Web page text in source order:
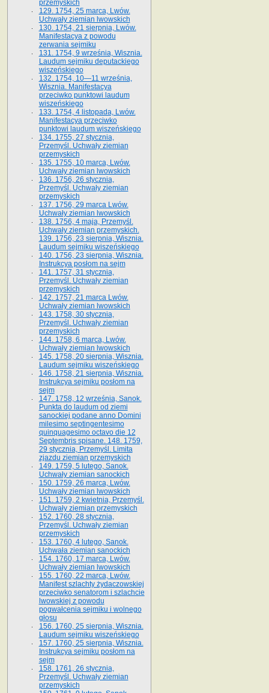
przemyskich
129. 1754, 25 marca, Lwów.
Uchwały ziemian lwowskich
130. 1754, 21 sierpnia, Lwów.
Manifestacya z powodu
zerwania sejmiku
131. 1754, 9 września, Wisznia.
Laudum sejmiku deputackiego
wiszeńskiego
132. 1754, 10—11 września,
Wisznia. Manifestacya
przeciwko punktowi laudum
wiszeńskiego
133. 1754, 4 listopada, Lwów.
Manifestacya przeciwko
punktowi laudum wiszeńskiego
134. 1755, 27 stycznia,
Przemyśl. Uchwały ziemian
przemyskich
135. 1755, 10 marca, Lwów.
Uchwały ziemian lwowskich
136. 1756, 26 stycznia,
Przemyśl. Uchwały ziemian
przemyskich
137. 1756, 29 marca Lwów.
Uchwały ziemian lwowskich
138. 1756, 4 maja, Przemyśl.
Uchwały ziemian przemyskich.
139. 1756, 23 sierpnia, Wisznia.
Laudum sejmiku wiszeńskiego
140. 1756, 23 sierpnia, Wisznia.
Instrukcya posłom na sejm
141. 1757, 31 stycznia,
Przemyśl. Uchwały ziemian
przemyskich
142. 1757, 21 marca Lwów.
Uchwały ziemian lwowskich
143. 1758, 30 stycznia,
Przemyśl. Uchwały ziemian
przemyskich
144. 1758, 6 marca, Lwów.
Uchwały ziemian lwowskich
145. 1758, 20 sierpnia, Wisznia.
Laudum sejmiku wiszeńskiego
146. 1758, 21 sierpnia, Wisznia.
Instrukcya sejmiku posłom na
sejm
147. 1758, 12 września, Sanok.
Punkta do laudum od ziemi
sanockiej podane anno Domini
milesimo septingentesimo
quinquagesimo octavo die 12
Septembris spisane. 148. 1759,
29 stycznia, Przemyśl. Limita
zjazdu ziemian przemyskich
149. 1759, 5 lutego, Sanok.
Uchwały ziemian sanockich
150. 1759, 26 marca, Lwów.
Uchwały ziemian lwowskich
151. 1759, 2 kwietnia, Przemyśl.
Uchwały ziemian przemyskich
152. 1760, 28 stycznia,
Przemyśl. Uchwały ziemian
przemyskich
153. 1760, 4 lutego, Sanok.
Uchwała ziemian sanockich
154. 1760, 17 marca, Lwów.
Uchwały ziemian lwowskich
155. 1760, 22 marca, Lwów.
Manifest szlachty żydaczowskiej
przeciwko senatorom i szlachcie
lwowskiej z po­wodu
pogwałcenia sejmiku i wolnego
głosu
156. 1760, 25 sierpnia, Wisznia.
Laudum sejmiku wiszeńskiego
157. 1760, 25 sierpnia, Wisznia.
Instrukcya sejmiku posłom na
sejm
158. 1761, 26 stycznia,
Przemyśl. Uchwały ziemian
przemyskich